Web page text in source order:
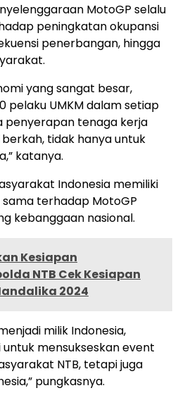
MotoGP selalu
peningkatan okupansi
penerbangan, hingga
yang sangat besar,
pelaku UMKM dalam setiap
penyerapan tenaga kerja
tidak hanya untuk
katanya.
Indonesia memiliki
terhadap MotoGP
kebanggaan nasional.
Kesiapan
NTB Cek Kesiapan
2024
milik Indonesia,
mensukseskan event
NTB, tetapi juga
pungkasnya.